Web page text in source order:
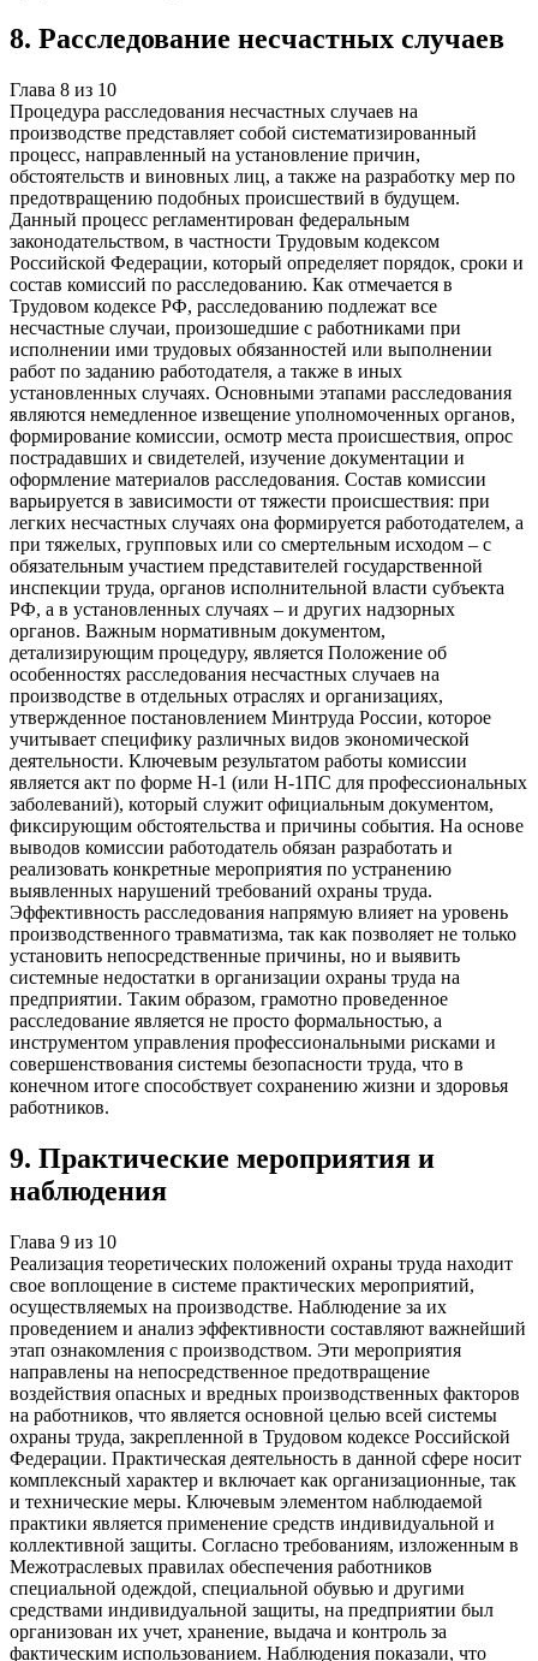
8. Расследование несчастных случаев
Глава 8 из 10
Процедура расследования несчастных случаев на
производстве представляет собой систематизированный
процесс, направленный на установление причин,
обстоятельств и виновных лиц, а также на разработку мер по
предотвращению подобных происшествий в будущем.
Данный процесс регламентирован федеральным
законодательством, в частности Трудовым кодексом
Российской Федерации, который определяет порядок, сроки и
состав комиссий по расследованию. Как отмечается в
Трудовом кодексе РФ, расследованию подлежат все
несчастные случаи, произошедшие с работниками при
исполнении ими трудовых обязанностей или выполнении
работ по заданию работодателя, а также в иных
установленных случаях. Основными этапами расследования
являются немедленное извещение уполномоченных органов,
формирование комиссии, осмотр места происшествия, опрос
пострадавших и свидетелей, изучение документации и
оформление материалов расследования. Состав комиссии
варьируется в зависимости от тяжести происшествия: при
легких несчастных случаях она формируется работодателем, а
при тяжелых, групповых или со смертельным исходом – с
обязательным участием представителей государственной
инспекции труда, органов исполнительной власти субъекта
РФ, а в установленных случаях – и других надзорных
органов. Важным нормативным документом,
детализирующим процедуру, является Положение об
особенностях расследования несчастных случаев на
производстве в отдельных отраслях и организациях,
утвержденное постановлением Минтруда России, которое
учитывает специфику различных видов экономической
деятельности. Ключевым результатом работы комиссии
является акт по форме Н-1 (или Н-1ПС для профессиональных
заболеваний), который служит официальным документом,
фиксирующим обстоятельства и причины события. На основе
выводов комиссии работодатель обязан разработать и
реализовать конкретные мероприятия по устранению
выявленных нарушений требований охраны труда.
Эффективность расследования напрямую влияет на уровень
производственного травматизма, так как позволяет не только
установить непосредственные причины, но и выявить
системные недостатки в организации охраны труда на
предприятии. Таким образом, грамотно проведенное
расследование является не просто формальностью, а
инструментом управления профессиональными рисками и
совершенствования системы безопасности труда, что в
конечном итоге способствует сохранению жизни и здоровья
работников.
9. Практические мероприятия и
наблюдения
Глава 9 из 10
Реализация теоретических положений охраны труда находит
свое воплощение в системе практических мероприятий,
осуществляемых на производстве. Наблюдение за их
проведением и анализ эффективности составляют важнейший
этап ознакомления с производством. Эти мероприятия
направлены на непосредственное предотвращение
воздействия опасных и вредных производственных факторов
на работников, что является основной целью всей системы
охраны труда, закрепленной в Трудовом кодексе Российской
Федерации. Практическая деятельность в данной сфере носит
комплексный характер и включает как организационные, так
и технические меры. Ключевым элементом наблюдаемой
практики является применение средств индивидуальной и
коллективной защиты. Согласно требованиям, изложенным в
Межотраслевых правилах обеспечения работников
специальной одеждой, специальной обувью и другими
средствами индивидуальной защиты, на предприятии был
организован их учет, хранение, выдача и контроль за
фактическим использованием. Наблюдения показали, что